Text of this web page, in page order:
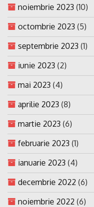
noiembrie 2023 (10)
octombrie 2023 (5)
septembrie 2023 (1)
iunie 2023 (2)
mai 2023 (4)
aprilie 2023 (8)
martie 2023 (6)
februarie 2023 (1)
ianuarie 2023 (4)
decembrie 2022 (6)
noiembrie 2022 (6)